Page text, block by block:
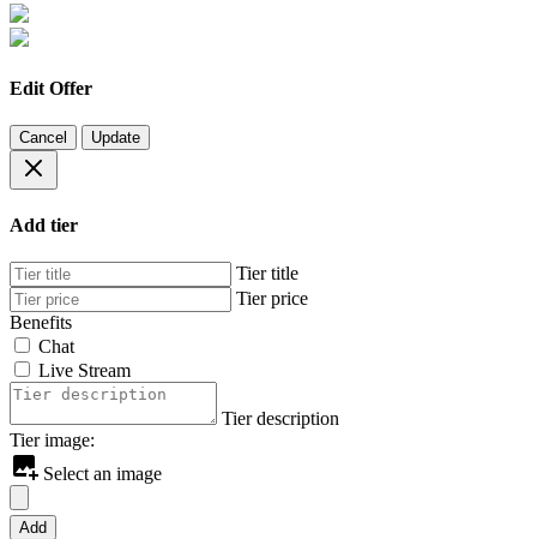
Edit Offer
Cancel Update
Add tier
Tier title
Tier price
Benefits
Chat
Live Stream
Tier description
Tier image:
Select an image
Add